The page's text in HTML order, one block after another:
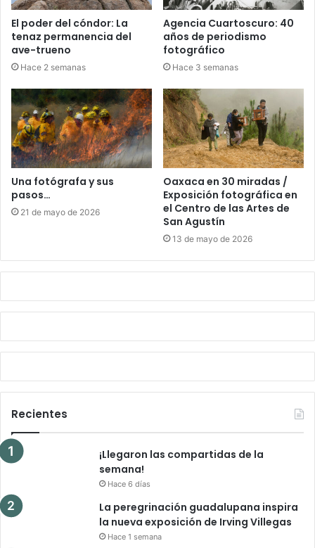
El poder del cóndor: La
tenaz permanencia del
ave-trueno
Hace 2 semanas
Agencia Cuartoscuro: 40
años de periodismo
fotográfico
Hace 3 semanas
Una fotógrafa y sus
pasos…
21 de mayo de 2026
Oaxaca en 30 miradas /
Exposición fotográfica en
el Centro de las Artes de
San Agustín
13 de mayo de 2026
Recientes
¡Llegaron las compartidas de la
semana!
Hace 6 días
La peregrinación guadalupana inspira
la nueva exposición de Irving Villegas
Hace 1 semana